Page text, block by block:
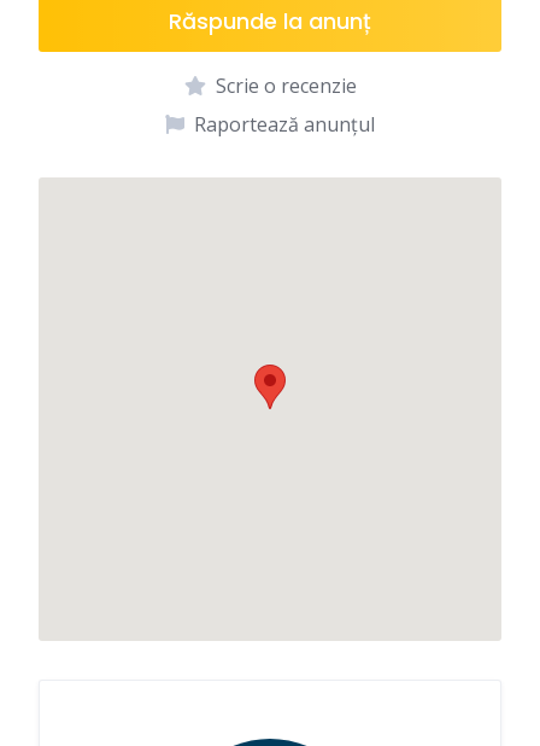
Răspunde la anunț
Scrie o recenzie
Raportează anunțul